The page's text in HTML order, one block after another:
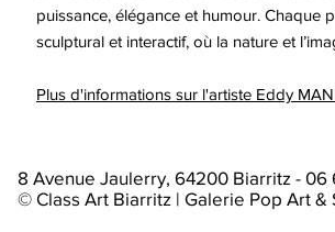
puissance, élégance et humour. Chaque
sculptural et interactif, où la nature et
Plus d'informations sur l'artiste Eddy
8 Avenue Jaulerry, 64200 Biarritz - 06
© Class Art Biarritz | Galerie Pop Art &